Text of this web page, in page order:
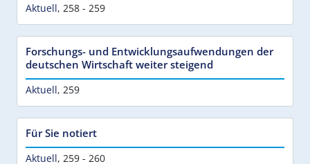
Aktuell, 258 - 259
Forschungs- und Entwicklungsaufwendungen der
deutschen Wirtschaft weiter steigend
Aktuell, 259
Für Sie notiert
Aktuell, 259 - 260